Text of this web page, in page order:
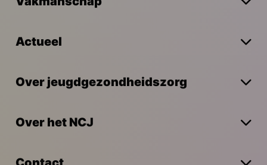
Actueel
Over jeugdgezondheidszorg
Over het NCJ